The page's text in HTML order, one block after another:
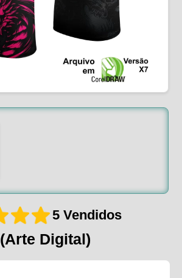
5 Vendidos
(Arte Digital)